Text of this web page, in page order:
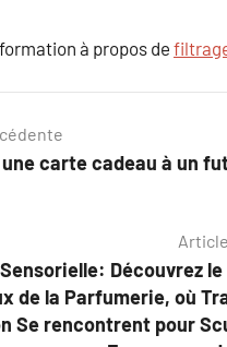
à propos de
carte cadeau à un
Découvrez le
de la Parfumerie, où
Se rencontrent pour